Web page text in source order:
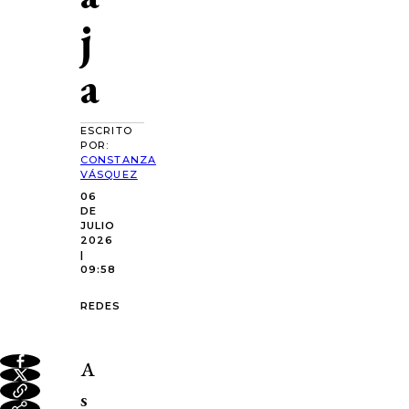
j
a
ESCRITO
POR:
CONSTANZA
VÁSQUEZ
06
DE
JULIO
2026
|
09:58
REDES
A
s